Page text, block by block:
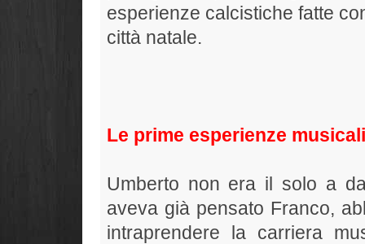
esperienze calcistiche fatte
città natale.
Le prime esperienze musicali
Umberto non era il solo a
aveva già pensato Franco,
intraprendere la carriera